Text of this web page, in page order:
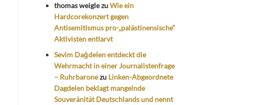
thomas weiglezuWie ein
Hardcorekonzert gegen
Antisemitismus pro-„palästinensische“
Aktivisten entlarvt
Sevim Dağdelen entdeckt die
Wehrmacht in einer Journalistenfrage
– Ruhrbaronezu Linken-Abgeordnete
Dagdelen beklagt mangelnde
Souveränität Deutschlands und nennt